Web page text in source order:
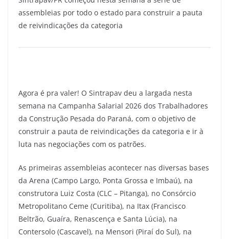
assembleias por todo o estado para construir a pauta
de reivindicações da categoria
Agora é pra valer! O Sintrapav deu a largada nesta
semana na Campanha Salarial 2026 dos Trabalhadores
da Construção Pesada do Paraná, com o objetivo de
construir a pauta de reivindicações da categoria e ir à
luta nas negociações com os patrões.
As primeiras assembleias acontecer nas diversas bases
da Arena (Campo Largo, Ponta Grossa e Imbaú), na
construtora Luiz Costa (CLC – Pitanga), no Consórcio
Metropolitano Ceme (Curitiba), na Itax (Francisco
Beltrão, Guaíra, Renascença e Santa Lúcia), na
Contersolo (Cascavel), na Mensori (Piraí do Sul), na